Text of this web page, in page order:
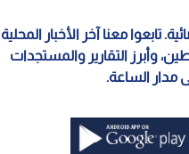
تابعوا معنا آخر الأخبار المحلية
وأبرز التقارير والمستجدات
مدار الساعة.